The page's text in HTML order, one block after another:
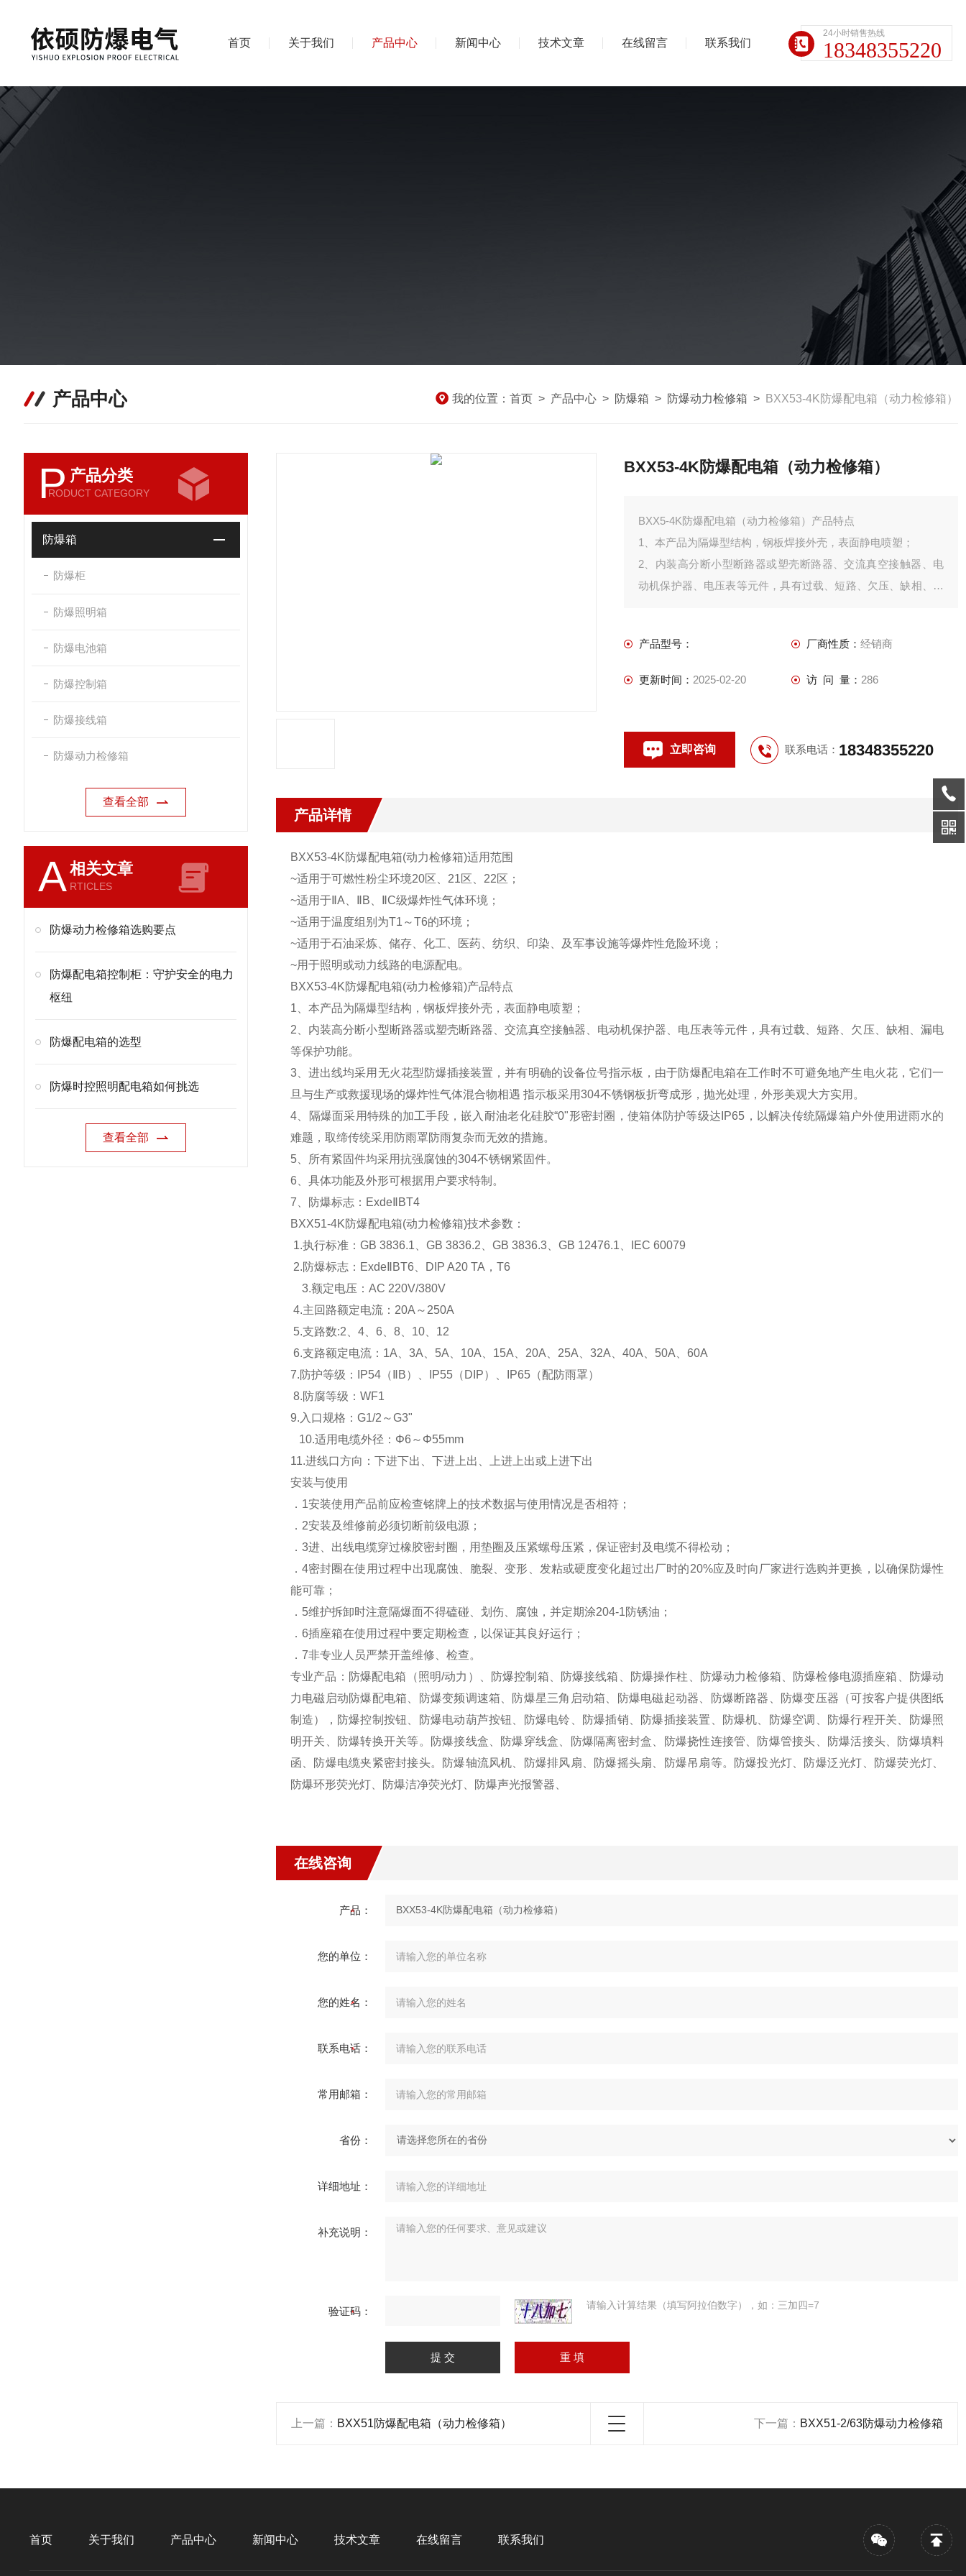
首页 关于我们 产品中心 新闻中心 技术文章 在线留言 联系我们
24小时销售热线
18348355220
产品中心 我的位置： 首页 > 产品中心 > 防爆箱 > 防爆动力检修箱 > BXX53-4K防爆配电箱（动力检修箱）
P 产品分类
RODUCT CATEGORY
防爆箱
防爆柜
防爆照明箱
防爆电池箱
防爆控制箱
防爆接线箱
防爆动力检修箱
查看全部
A相关文章
RTICLES
防爆动力检修箱选购要点
防爆配电箱控制柜：守护安全的电力
枢纽
防爆配电箱的选型
防爆时控照明配电箱如何挑选
查看全部
BXX53-4K防爆配电箱（动力检修箱）
BXX5-4K防爆配电箱（动力检修箱）产品特点
1、本产品为隔爆型结构，钢板焊接外壳，表面静电喷塑；
2、内装高分断小型断路器或塑壳断路器、交流真空接触器、电
动机保护器、电压表等元件，具有过载、短路、欠压、缺相、漏
指示板，由于防爆配电箱在工作时不可避免地产生电火花，它们
一旦与生产或救援现场的爆炸性气体混合物相遇 指示板采用
产品型号： 厂商性质： 经销商
更新时间： 2025-02-20 访 问 量： 286
立即咨询 联系电话： 18348355220
产品详情
BXX53-4K防爆配电箱(动力检修箱)适用范围
~适用于可燃性粉尘环境20区、21区、22区；
~适用于ⅡA、ⅡB、ⅡC级爆炸性气体环境；
~适用于温度组别为T1～T6的环境；
~适用于石油采炼、储存、化工、医药、纺织、印染、及军事设施等爆炸性危险环境；
~用于照明或动力线路的电源配电。
BXX53-4K防爆配电箱(动力检修箱)产品特点
1、本产品为隔爆型结构，钢板焊接外壳，表面静电喷塑；
2、内装高分断小型断路器或塑壳断路器、交流真空接触器、电动机保护器、电压表等元件，具有过载、短路、欠压、缺相、漏电
等保护功能。
3、进出线均采用无火花型防爆插接装置，并有明确的设备位号指示板，由于防爆配电箱在工作时不可避免地产生电火花，它们一
旦与生产或救援现场的爆炸性气体混合物相遇 指示板采用304不锈钢板折弯成形，抛光处理，外形美观大方实用。
4、隔爆面采用特殊的加工手段，嵌入耐油老化硅胶“0"形密封圈，使箱体防护等级达IP65，以解决传统隔爆箱户外使用进雨水的
难题，取缔传统采用防雨罩防雨复杂而无效的措施。
5、所有紧固件均采用抗强腐蚀的304不锈钢紧固件。
6、具体功能及外形可根据用户要求特制。
7、防爆标志：ExdeⅡBT4
BXX51-4K防爆配电箱(动力检修箱)技术参数：
1.执行标准：GB 3836.1、GB 3836.2、GB 3836.3、GB 12476.1、IEC 60079
2.防爆标志：ExdeⅡBT6、DIP A20 TA，T6
3.额定电压：AC 220V/380V
4.主回路额定电流：20A～250A
5.支路数:2、4、6、8、10、12
6.支路额定电流：1A、3A、5A、10A、15A、20A、25A、32A、40A、50A、60A
7.防护等级：IP54（ⅡB）、IP55（DIP）、IP65（配防雨罩）
8.防腐等级：WF1
9.入口规格：G1/2～G3"
10.适用电缆外径：Φ6～Φ55mm
11.进线口方向：下进下出、下进上出、上进上出或上进下出
安装与使用
．1安装使用产品前应检查铭牌上的技术数据与使用情况是否相符；
．2安装及维修前必须切断前级电源；
．3进、出线电缆穿过橡胶密封圈，用垫圈及压紧螺母压紧，保证密封及电缆不得松动；
．4密封圈在使用过程中出现腐蚀、脆裂、变形、发粘或硬度变化超过出厂时的20%应及时向厂家进行选购并更换，以确保防爆性
能可靠；
．5维护拆卸时注意隔爆面不得磕碰、划伤、腐蚀，并定期涂204-1防锈油；
．6插座箱在使用过程中要定期检查，以保证其良好运行；
．7非专业人员严禁开盖维修、检查。
专业产品：防爆配电箱（照明/动力）、防爆控制箱、防爆接线箱、防爆操作柱、防爆动力检修箱、防爆检修电源插座箱、防爆动
力电磁启动防爆配电箱、防爆变频调速箱、防爆星三角启动箱、防爆电磁起动器、防爆断路器、防爆变压器（可按客户提供图纸
制造），防爆控制按钮、防爆电动葫芦按钮、防爆电铃、防爆插销、防爆插接装置、防爆机、防爆空调、防爆行程开关、防爆照
明开关、防爆转换开关等。防爆接线盒、防爆穿线盒、防爆隔离密封盒、防爆挠性连接管、防爆管接头、防爆活接头、防爆填料
函、防爆电缆夹紧密封接头。防爆轴流风机、防爆排风扇、防爆摇头扇、防爆吊扇等。防爆投光灯、防爆泛光灯、防爆荧光灯、
防爆环形荧光灯、防爆洁净荧光灯、防爆声光报警器、
在线咨询
产品：
您的单位：
您的姓名：
联系电话：
常用邮箱：
省份：
详细地址：
补充说明：
验证码： 请输入计算结果（填写阿拉伯数字），如：三加四=7
上一篇： BXX51防爆配电箱（动力检修箱） 下一篇： BXX51-2/63防爆动力检修箱
首页 关于我们 产品中心 新闻中心 技术文章 在线留言 联系我们